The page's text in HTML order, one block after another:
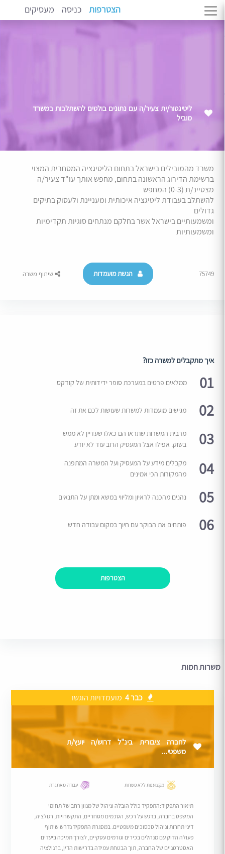
הצטרפות כניסה מעסיקים
ליטיגטור/ית צעיר/ה עם נתונים בולטים להשתלבות במשרד
מוביל
משרד מהמובילים בישראל בתחום הליטיגציה המסחרית המצוי
ברשימת הדירוג הראשונה בתחום, מחפש אותך עו"ד צעיר/ה
מצטיינ/ת (0-3) המחפש
להשתלב בעבודת ליטיגציה איכותית ומעניינת ולעסוק בתיקים
גדולים
ומשמעותיים בישראל אשר בחלקם מנתחים סוגיות תקדימיות
ומשמעותיות
75749 הגשת מועמדות שיתוף משרה
איך מתקבלים למשרה כזו?
01 ממלאים פרטים במערכת סופר ידידותית של קודקס
02 מגישים מועמדות למשרות שעושות לכם את זה
03
מרבית המשרות שתראו הם כאלו שעדיין לא ממש
בשוק. אפילו אצל המעסיק הרוב עוד לא יודע
04
מקבלים מידע על המעסיק ועל המשרה המתפנה
מהמקורות הכי אמינים
05 נהנים מהכנה לראיון ומליווי במשא ומתן על התנאים
06 פותחים את הבוקר עם חיוך במקום עבודה חדש
הצטרפות
משרות חמות
כבר 4 מועמדויות הוגשו
לחברה ציבורית בינ"ל דרוש/ה יועץ/ת
משפטי...
מקצוענות ללא פשרות עבודה מאתגרת
תיאור התפקיד:התפקיד כולל הובלה וניהול של מגוון רחב של תחומי
המשפט בחברה, בדגש על רכש, הסכמים מסחריים, התקשרויות, רגולציה,
דיני תחרות וניהול סכסוכים משפטיים. במסגרת התפקיד נדרש שיתוף
פעולה הדוק עם מנהלים בכירים וגורמים עסקיים, לצורך תמיכה ביעדים
האסטרטגיים של החברה, תוך הבטחת עמידה בדרישות הדין, ברגולציה